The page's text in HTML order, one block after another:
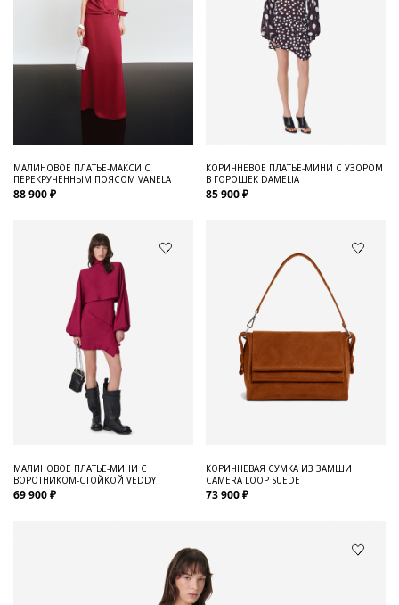
МАЛИНОВОЕ ПЛАТЬЕ-МАКСИ С
ПЕРЕКРУЧЕННЫМ ПОЯСОМ VANELA
88 900 ₽
КОРИЧНЕВОЕ ПЛАТЬЕ-МИНИ С УЗОРОМ
В ГОРОШЕК DAMELIA
85 900 ₽
МАЛИНОВОЕ ПЛАТЬЕ-МИНИ С
ВОРОТНИКОМ-СТОЙКОЙ VEDDY
69 900 ₽
КОРИЧНЕВАЯ СУМКА ИЗ ЗАМШИ
CAMERA LOOP SUEDE
73 900 ₽